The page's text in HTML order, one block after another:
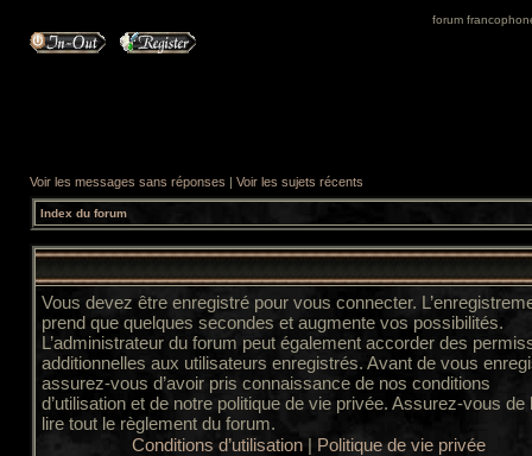
forum
Voir les messages sans réponses | Voir les sujets récents
Index du forum
Vous devez être enregistré pour vous connecter.
prend que quelques secondes et augmente vos possibilités.
L’administrateur du forum peut également accorder des
additionnelles aux utilisateurs enregistrés. Avant de vous
assurez-vous d’avoir pris connaissance de nos conditions
d’utilisation et de notre politique de vie privée. Assurez-vous de
lire tout le règlement du forum.
Conditions d’utilisation| Politique de vie privée